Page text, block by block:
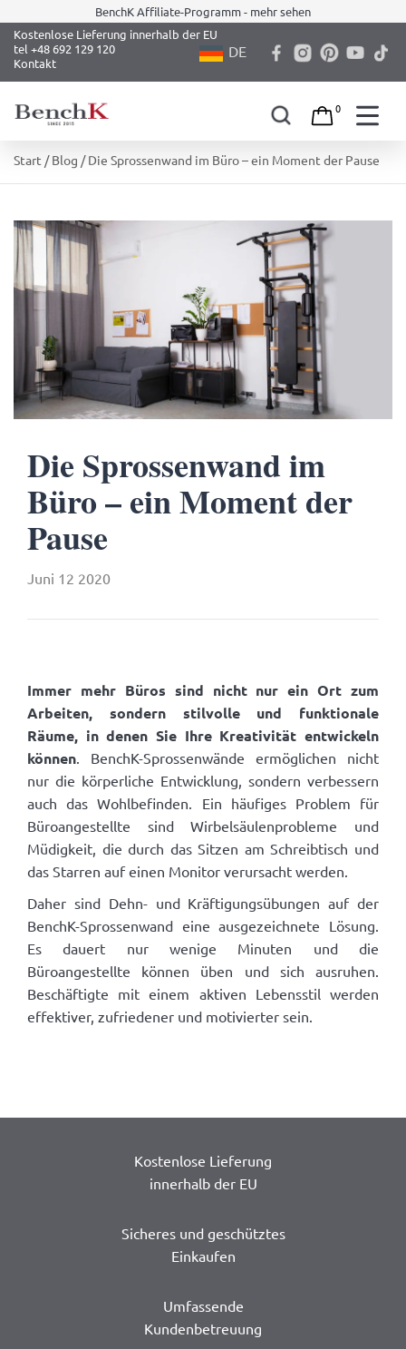
content
BenchK Affiliate-Programm - mehr sehen
Kostenlose Lieferung innerhalb der EU
tel +48 692 129 120
Kontakt
DE
0
Start /Blog / Die Sprossenwand im Büro – ein Moment der Pause
Die Sprossenwand im
Büro – ein Moment der
Pause
Juni 12 2020
Immer mehr Büros sind nicht nur ein Ort zum
Arbeiten, sondern stilvolle und funktionale
Räume, in denen Sie Ihre Kreativität entwickeln
können . BenchK-Sprossenwände ermöglichen nicht
nur die körperliche Entwicklung, sondern verbessern
auch das Wohlbefinden. Ein häufiges Problem für
Büroangestellte sind Wirbelsäulenprobleme und
Müdigkeit, die durch das Sitzen am Schreibtisch und
das Starren auf einen Monitor verursacht werden.
Daher sind Dehn- und Kräftigungsübungen auf der
BenchK-Sprossenwand eine ausgezeichnete Lösung.
Es dauert nur wenige Minuten und die
Büroangestellte können üben und sich ausruhen.
Beschäftigte mit einem aktiven Lebensstil werden
effektiver, zufriedener und motivierter sein.
Kostenlose Lieferung
innerhalb der EU
Sicheres und geschütztes
Einkaufen
Umfassende
Kundenbetreuung